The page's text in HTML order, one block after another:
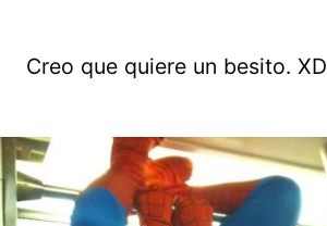
Creo que quiere un besito. XD